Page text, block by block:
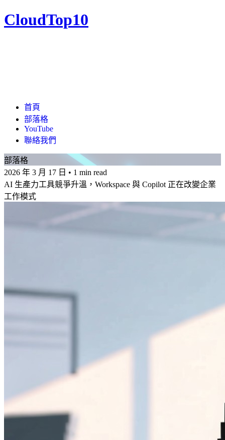
CloudTop10
首頁
部落格
YouTube
聯絡我們
部落格
2026 年 3 月 17 日 • 1 min read
AI 生產力工具競爭升溫，Workspace 與 Copilot 正在改變企業
工作模式